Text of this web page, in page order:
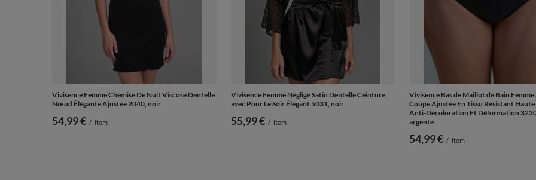
Vivisence Femme Chemise De Nuit Viscose Dentelle
Nœud Élégante Ajustée 2040, noir
54,99 € / item
Vivisence Femme Négligé Satin Dentelle Ceinture
avec Pour Le Soir Élégant 5031, noir
55,99 € / item
Vivisence Bas de Maillot de Bain Femme
Coupe Ajustée En Tissu Résistant
Anti-Décoloration Et Déformation
argenté
54,99 € / item